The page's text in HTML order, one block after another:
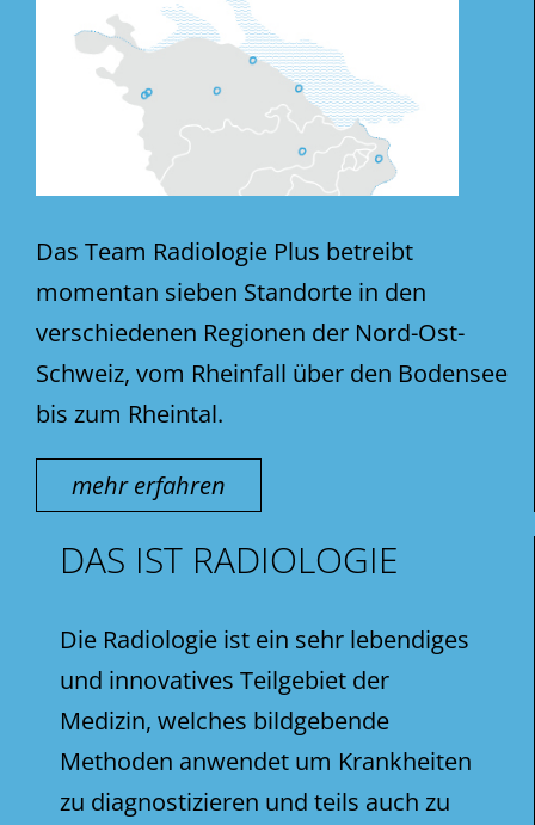
Das Team Radiologie Plus betreibt
momentan sieben Standorte in den
verschiedenen Regionen der Nord-Ost-
Schweiz, vom Rheinfall über den Bodensee
bis zum Rheintal.
mehr erfahren
DAS IST RADIOLOGIE
Die Radiologie ist ein sehr lebendiges
und innovatives Teilgebiet der
Medizin, welches bildgebende
Methoden anwendet um Krankheiten
zu diagnostizieren und teils auch zu